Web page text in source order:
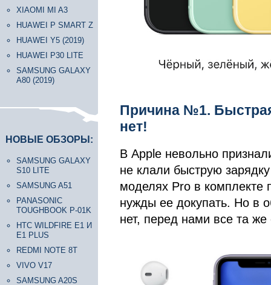
XIAOMI MI A3
HUAWEI P SMART Z
HUAWEI Y5 (2019)
HUAWEI P30 LITE
SAMSUNG GALAXY
A80 (2019)
НОВЫЕ ОБЗОРЫ:
SAMSUNG GALAXY
S10 LITE
SAMSUNG A51
PANASONIC
TOUGHBOOK P-01K
HTC WILDFIRE E1 И
E1 PLUS
REDMI NOTE 8T
VIVO V17
SAMSUNG A20S
Причина №1.
нет!
В Apple невольно
не клали быструю
моделях Pro в комплекте
нужды ее докупать. Но в
нет, перед нами все та же